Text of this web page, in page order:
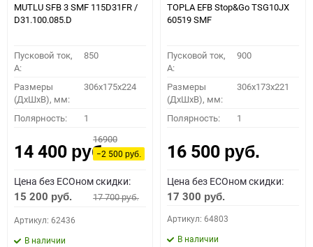
MUTLU SFB 3 SMF 115D31FR /
D31.100.085.D
Пусковой ток,
A:
850
Размеры
(ДхШхВ), мм:
306x175x224
Полярность: 1
14 400 руб.
16900
−2 500руб.
Цена без ECOном скидки:
15 200 руб. 17 700руб.
Артикул: 62436
В наличии
TOPLA EFB Stop&Go TSG10JX
60519 SMF
Пусковой ток,
A:
900
Размеры
(ДхШхВ), мм:
306x173x221
Полярность: 1
16 500 руб.
Цена без ECOном скидки:
17 300 руб.
Артикул: 64803
В наличии